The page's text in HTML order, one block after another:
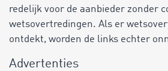
redelijk voor de aanbieder zonder
wetsovertredingen. Als er
ontdekt, worden de links echter
Advertenties